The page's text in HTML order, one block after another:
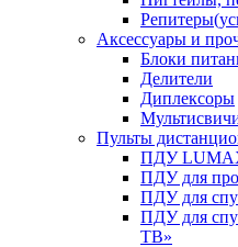
Аксессуары и
Блоки
Делители
Диплексоры
Пульты
ПДУ
ПДУ для
ПДУ для
ПДУ для
ТВ»